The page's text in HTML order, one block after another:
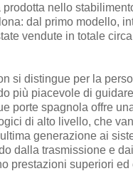
prodotta nello
dal primo modello,
vendute in totale
si distingue per la
più piacevole di
porte spagnola offre
di alto livello, che
generazione ai
dalla trasmissione e dai
prestazioni superiori ed